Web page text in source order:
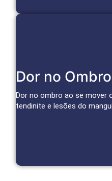
Dor no Ombro
Dor no ombro ao se mover
tendinite e lesões do
Cuidado
Infiltrações, bloqueios e